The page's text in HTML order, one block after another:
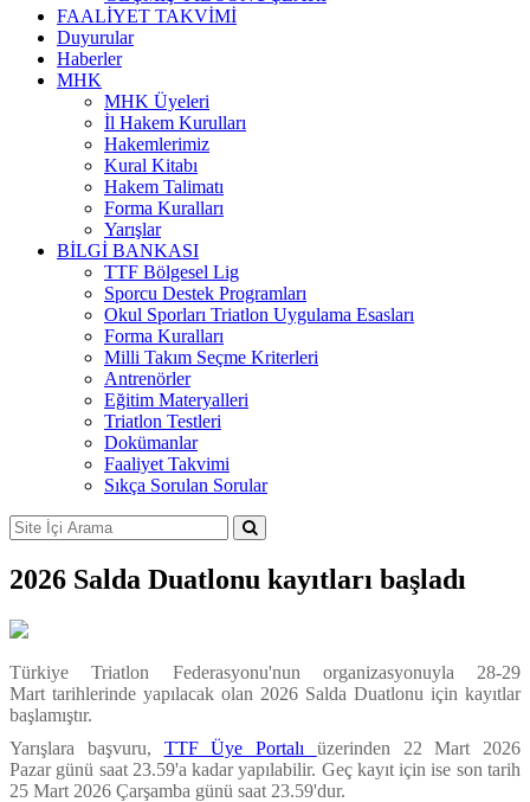
FAALİYET TAKVİMİ
Duyurular
Haberler
MHK
MHK Üyeleri
İl Hakem Kurulları
Hakemlerimiz
Kural Kitabı
Hakem Talimatı
Forma Kuralları
Yarışlar
BİLGİ BANKASI
TTF Bölgesel Lig
Sporcu Destek Programları
Okul Sporları Triatlon Uygulama Esasları
Forma Kuralları
Milli Takım Seçme Kriterleri
Antrenörler
Eğitim Materyalleri
Triatlon Testleri
Dokümanlar
Faaliyet Takvimi
Sıkça Sorulan Sorular
2026 Salda Duatlonu kayıtları başladı
Türkiye Triatlon Federasyonu'nun organizasyonuyla 28-29
Mart tarihlerinde yapılacak olan 2026 Salda Duatlonu için kayıtlar
başlamıştır.
Yarışlara başvuru,
TTF Üye Portalı
üzerinden 22 Mart 2026
Pazar günü saat 23.59'a kadar yapılabilir. Geç kayıt için ise son tarih
25 Mart 2026 Çarşamba günü saat 23.59'dur.